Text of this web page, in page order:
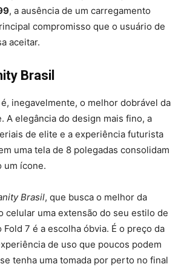
, a ausência de um carregamento
compromisso que o usuário de
aceitar.
Brasil
é, inegavelmente, o melhor dobrável da
A elegância do design mais fino, a
de elite e a experiência futurista
uma tela de 8 polegadas consolidam
um ícone.
Brasil, que busca o melhor da
celular uma extensão do seu estilo de
7 é a escolha óbvia. É o preço da
de uso que poucos podem
tenha uma tomada por perto no final